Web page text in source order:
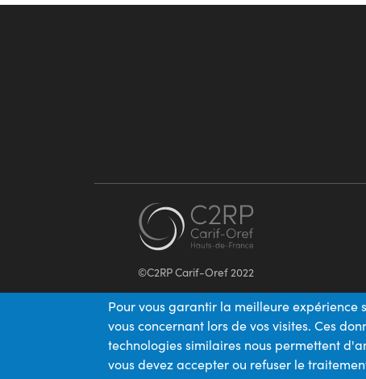
©C2RP Carif-Oref 2022
Pour vous garantir la meilleure expérience
vous concernant lors de vos visites. Ces
technologies similaires nous permettent
vous devez accepter ou refuser le